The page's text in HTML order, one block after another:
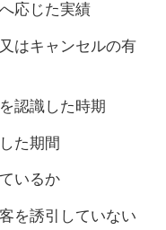
応じた実績
はキャンセルの有
認識した時期
た期間
いるか
を誘引していない